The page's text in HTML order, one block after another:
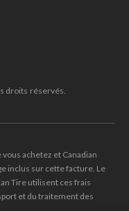
droits réservés.
achetez et Canadian
inclus sur cette facture. Le
Tire utilisent ces frais
et du traitement des